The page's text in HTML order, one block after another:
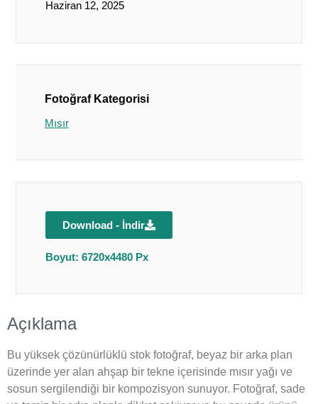
Haziran 12, 2025
Fotoğraf Kategorisi
Mısır
Download - İndir
Boyut: 6720x4480 Px
Açıklama
Bu yüksek çözünürlüklü stok fotoğraf, beyaz bir arka plan
üzerinde yer alan ahşap bir tekne içerisinde mısır yağı ve
sosun sergilendiği bir kompozisyon sunuyor. Fotoğraf, sade